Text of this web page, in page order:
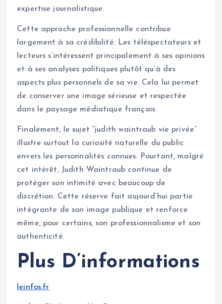
expertise journalistique.
Cette approche professionnelle contribue
largement à sa crédibilité. Les téléspectateurs et
lecteurs s’intéressent principalement à ses opinions
et à ses analyses politiques plutôt qu’à des
aspects plus personnels de sa vie. Cela lui permet
de conserver une image sérieuse et respectée
dans le paysage médiatique français.
Finalement, le sujet “judith waintraub vie privée”
illustre surtout la curiosité naturelle du public
envers les personnalités connues. Pourtant, malgré
cet intérêt, Judith Waintraub continue de
protéger son intimité avec beaucoup de
discrétion. Cette réserve fait aujourd’hui partie
intégrante de son image publique et renforce
même, pour certains, son professionnalisme et son
authenticité.
Plus D’informations
leinfos.fr